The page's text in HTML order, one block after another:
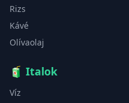
Rizs
Kávé
Olívaolaj
🧃 Italok
Víz